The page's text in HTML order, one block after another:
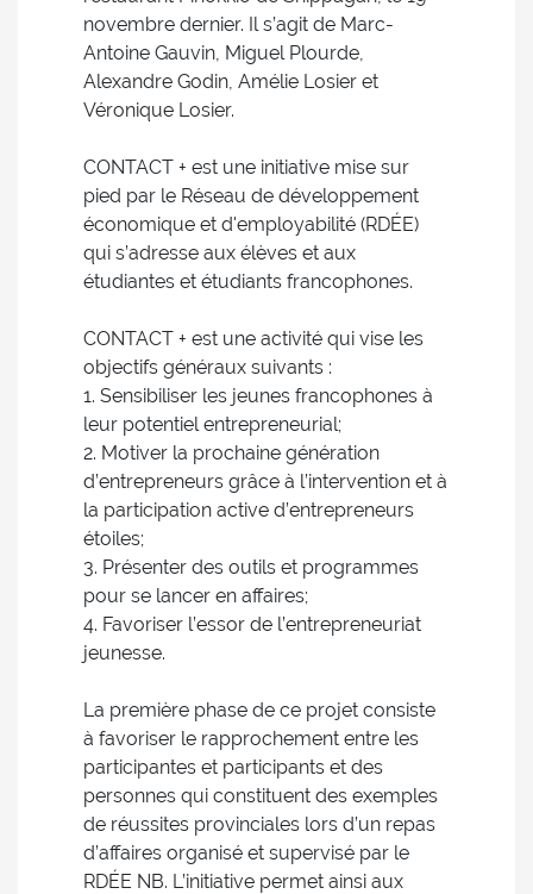
novembre dernier. Il s’agit de Marc-
Antoine Gauvin, Miguel Plourde,
Alexandre Godin, Amélie Losier et
Véronique Losier.
CONTACT + est une initiative mise sur
pied par le Réseau de développement
économique et d'employabilité (RDÉE)
qui s’adresse aux élèves et aux
étudiantes et étudiants francophones.
CONTACT + est une activité qui vise les
objectifs généraux suivants :
1. Sensibiliser les jeunes francophones à
leur potentiel entrepreneurial;
2. Motiver la prochaine génération
d’entrepreneurs grâce à l’intervention et à
la participation active d’entrepreneurs
étoiles;
3. Présenter des outils et programmes
pour se lancer en affaires;
4. Favoriser l’essor de l’entrepreneuriat
jeunesse.
La première phase de ce projet consiste
à favoriser le rapprochement entre les
participantes et participants et des
personnes qui constituent des exemples
de réussites provinciales lors d’un repas
d’affaires organisé et supervisé par le
RDÉE NB. L’initiative permet ainsi aux